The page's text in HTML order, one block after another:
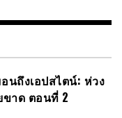
นถึงเอปสไตน์: ห่วง
าด ตอนที่ 2